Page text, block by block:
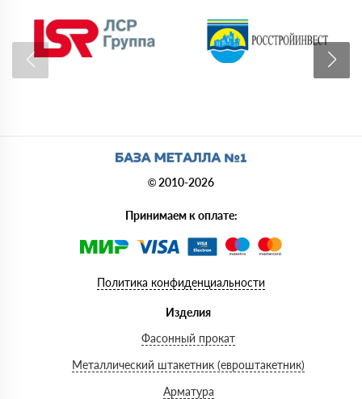
© 2010-2026
Принимаем к оплате:
Политика конфиденциальности
Изделия
Фасонный прокат
Металлический штакетник (евроштакетник)
Арматура